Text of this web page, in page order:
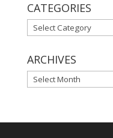
CATEGORIES
CATEGORIES
ARCHIVES
ARCHIVES